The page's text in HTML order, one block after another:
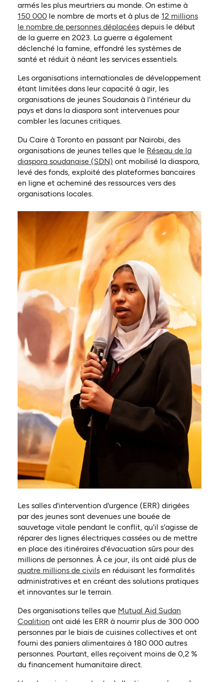
armés les plus meurtriers au monde. On estime à
150 000(ouvre dans un nouvel onglet)
le nombre de morts et à plus de 12 millions
le nombre de personnes déplacées(ouvre dans un
depuis le début
de la guerre en 2023. La guerre a également
déclenché la famine, effondré les systèmes de
santé et réduit à néant les services essentiels.
Les organisations internationales de développement
étant limitées dans leur capacité à agir, les
organisations de jeunes Soudanais à l'intérieur du
pays et dans la diaspora sont intervenues pour
combler les lacunes critiques.
Du Caire à Toronto en passant par Nairobi, des
organisations de jeunes telles que le Réseau de la
diaspora soudanaise (SDN)(ouvre dans un nouvel onglet)
ont mobilisé la diaspora,
levé des fonds, exploité des plateformes bancaires
en ligne et acheminé des ressources vers des
organisations locales.
Les salles d'intervention d'urgence (ERR) dirigées
par des jeunes sont devenues une bouée de
sauvetage vitale pendant le conflit, qu'il s'agisse de
réparer des lignes électriques cassées ou de mettre
en place des itinéraires d'évacuation sûrs pour des
millions de personnes. À ce jour, ils ont aidé plus de
quatre millions de civils(ouvre dans un nouvel onglet)
en réduisant les formalités
administratives et en créant des solutions pratiques
et innovantes sur le terrain.
Des organisations telles que Mutual Aid Sudan
Coalition(ouvre dans un nouvel onglet)
ont aidé les ERR à nourrir plus de 300 000
personnes par le biais de cuisines collectives et ont
fourni des paniers alimentaires à 180 000 autres
personnes. Pourtant, elles reçoivent moins de 0,2 %
du financement humanitaire direct.